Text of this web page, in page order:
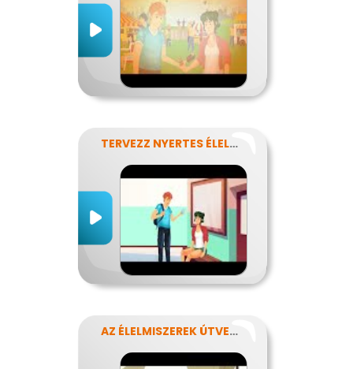
TERVEZZ NYERTES ÉLELMISZER-CSOMAGOLÁST!
AZ ÉLELMISZEREK ÚTVESZTŐJÉBEN